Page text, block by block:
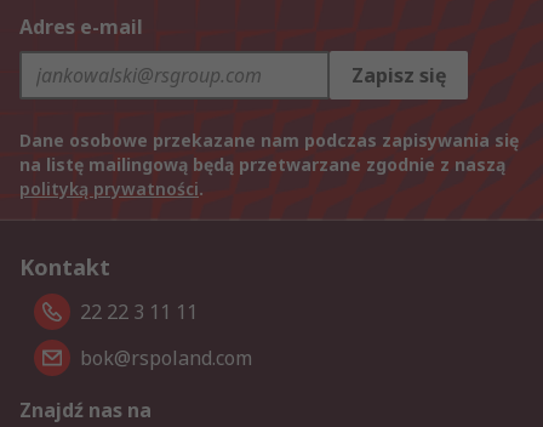
Adres e-mail
Zapisz się
Dane osobowe przekazane nam podczas zapisywania się
na listę mailingową będą przetwarzane zgodnie z naszą
polityką prywatności.
Kontakt
22 22 3 11 11
bok@rspoland.com
Znajdź nas na